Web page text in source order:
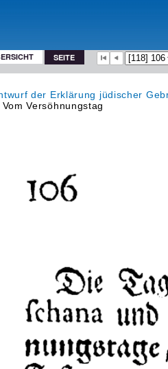
SEITE
der Erklärung jüdischer
Versöhnungstag